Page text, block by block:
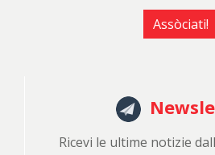
Assòciati!
Ricevi le ultime notizie